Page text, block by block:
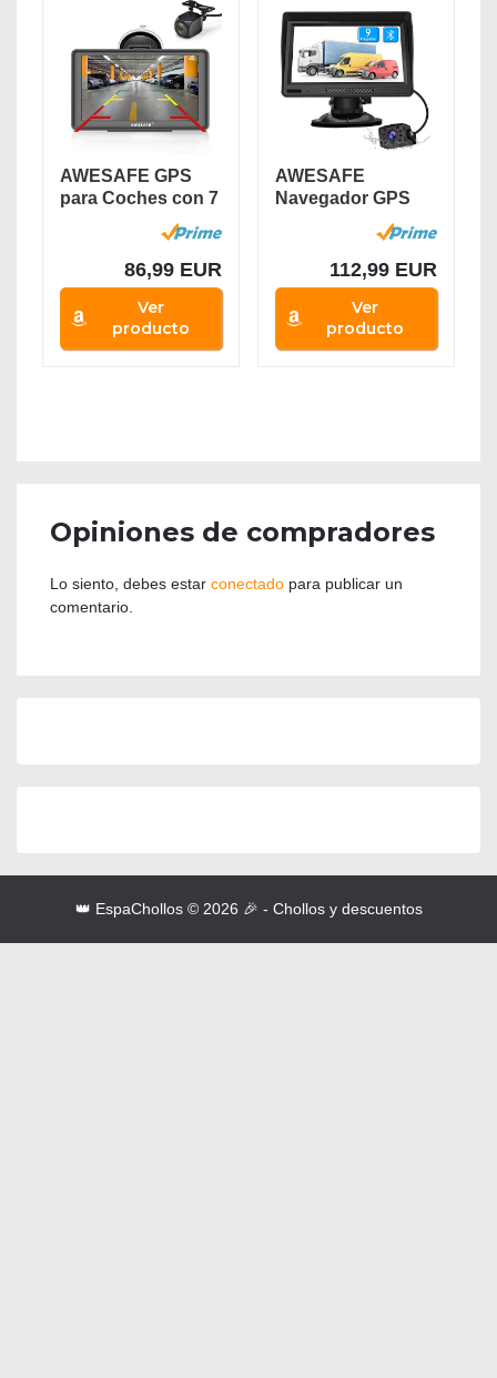
AWESAFE GPS
para Coches con 7
86,99 EUR
Ver
producto
AWESAFE
Navegador GPS
para Camiones y
Coches con...
112,99 EUR
Ver
producto
Opiniones de compradores
Lo siento, debes estar conectado para publicar un
comentario.
👑 EspaChollos © 2026 🎉 - Chollos y descuentos